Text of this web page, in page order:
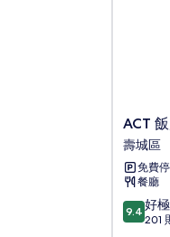
ACT
飯
店
壽
城
區
ACT
壽城區
免費
餐廳
9.4
分，
9.4 好
201